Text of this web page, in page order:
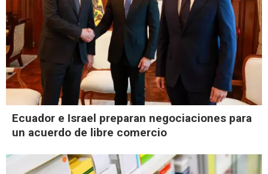
Ecuador e Israel preparan negociaciones para
un acuerdo de libre comercio